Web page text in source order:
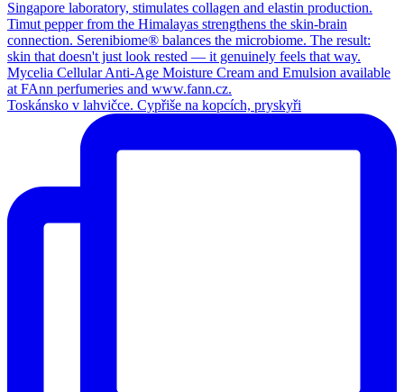
Toskánsko v lahvičce. Cypřiše na kopcích, pryskyři